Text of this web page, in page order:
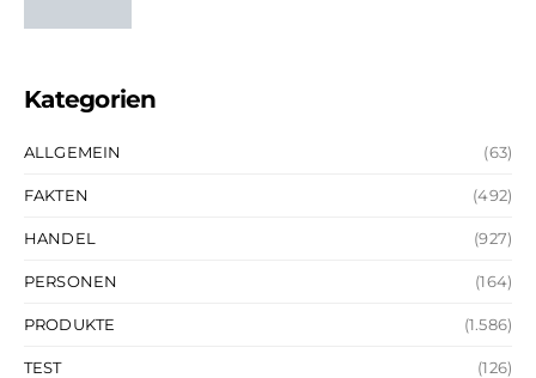
Kategorien
ALLGEMEIN (63)
FAKTEN (492)
HANDEL (927)
PERSONEN (164)
PRODUKTE (1.586)
TEST (126)